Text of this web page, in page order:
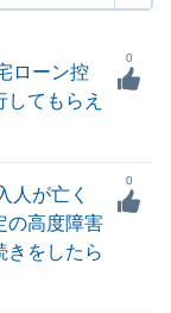
ローン控
てもらえ
0
人が亡く
の高度障害
きをしたら
0